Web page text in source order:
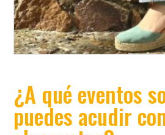
¿A qué eventos
puedes acudir